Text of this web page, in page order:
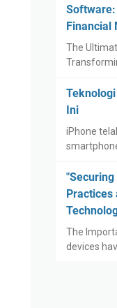
Financial
The
Ini
iPhone
Practices
The
devices